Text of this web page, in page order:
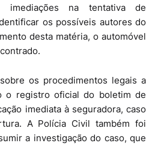
imediações na tentativa de
os possíveis autores do
desta matéria, o automóvel
os procedimentos legais a
o registro oficial do boletim de
imediata à seguradora, caso
A Polícia Civil também foi
a investigação do caso, que